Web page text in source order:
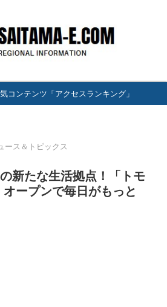
コンテンツ「アクセスランキング」
ース＆トピックス
新たな生活拠点！「トモ
ープンで毎日がもっと